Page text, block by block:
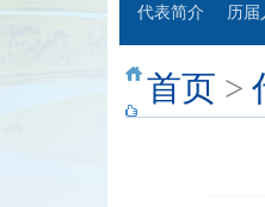
代表简介
历届
首页 >